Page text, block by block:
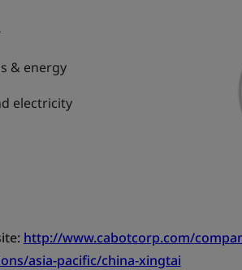
& energy
electricity
http://www.cabotcorp.com/
asia-pacific/china-xingtai